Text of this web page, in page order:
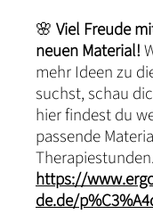
🌸 Viel Freude
neuen Material!
mehr Ideen zu
suchst, schau
hier findest du
passende
Therapiestunden.
https://
de.de/